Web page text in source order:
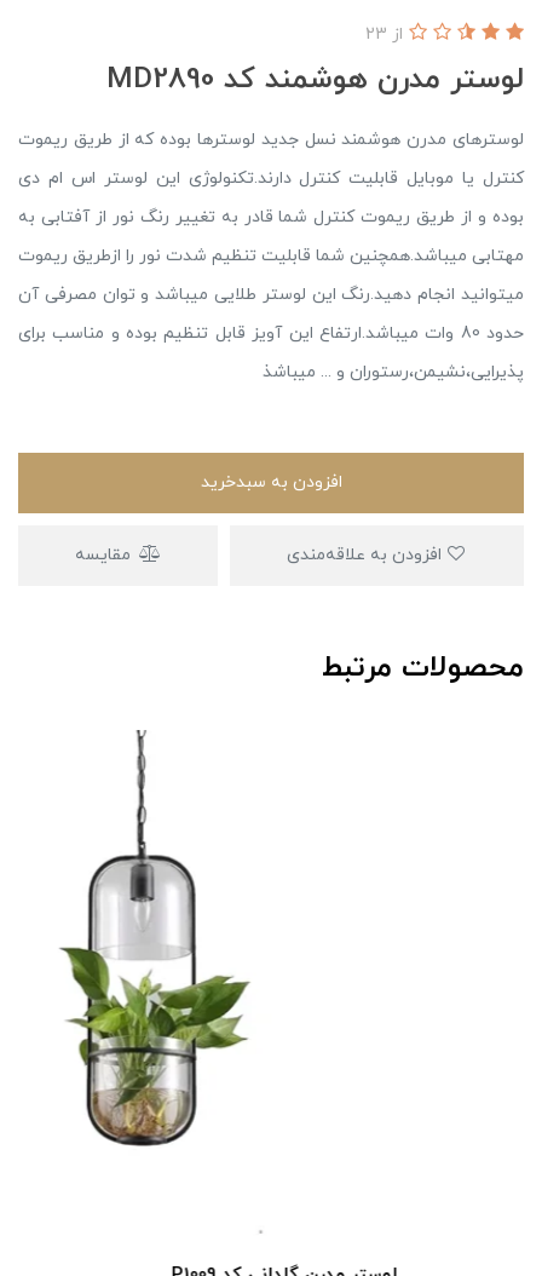
لوستر مدرن هوشمند کد MD2890
از 23
لوسترهای مدرن هوشمند نسل جدید لوسترها بوده که از طریق ریموت
کنترل یا موبایل قابلیت کنترل دارند.تکنولوژی این لوستر اس ام دی
بوده و از طریق ریموت کنترل شما قادر به تغییر رنگ نور از آفتابی به
مهتابی میباشد.همچنین شما قابلیت تنظیم شدت نور را ازطریق ریموت
میتوانید انجام دهید.رنگ این لوستر طلایی میباشد و توان مصرفی آن
حدود 80 وات میباشد.ارتفاع این آویز قابل تنظیم بوده و مناسب برای
پذیرایی،نشیمن،رستوران و ... میباشذ
افزودن به سبدخرید
مقایسه
محصولات مرتبط